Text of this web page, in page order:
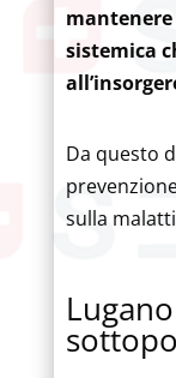
sistemica
Da questo
sulla